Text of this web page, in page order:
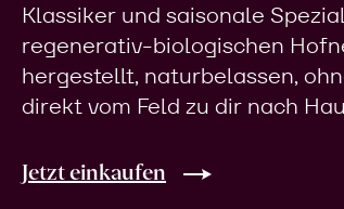
Klassiker und saisonale
regenerativ-biologischen
hergestellt, naturbelassen,
direkt vom Feld zu dir nach
Jetzt einkaufen